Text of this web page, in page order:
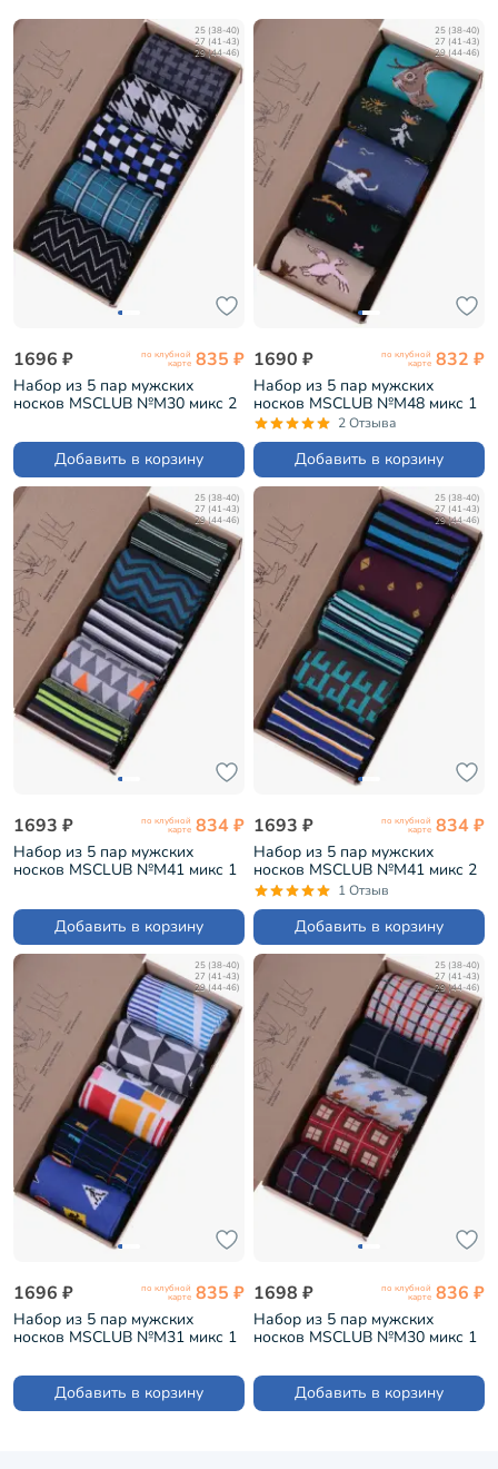
25 (38-40)
27 (41-43)
29 (44-46)
1696 ₽ по клубной
карте 835 ₽
Набор из 5 пар мужских
носков MSCLUB №М30 микс 2
Добавить в корзину
25 (38-40)
27 (41-43)
29 (44-46)
1690 ₽ по клубной
карте 832 ₽
Набор из 5 пар мужских
носков MSCLUB №М48 микс 1
(ВИ5-НМ48)2 Отзыва
Добавить в корзину
25 (38-40)
27 (41-43)
29 (44-46)
1693 ₽ по клубной
карте 834 ₽
Набор из 5 пар мужских
носков MSCLUB №М41 микс 1
Добавить в корзину
25 (38-40)
27 (41-43)
29 (44-46)
1693 ₽ по клубной
карте 834 ₽
Набор из 5 пар мужских
носков MSCLUB №М41 микс 2
(ВИ5-НМ41)1 Отзыв
Добавить в корзину
25 (38-40)
27 (41-43)
29 (44-46)
1696 ₽ по клубной
карте 835 ₽
Набор из 5 пар мужских
носков MSCLUB №М31 микс 1
Добавить в корзину
25 (38-40)
27 (41-43)
29 (44-46)
1698 ₽ по клубной
карте 836 ₽
Набор из 5 пар мужских
носков MSCLUB №М30 микс 1
Добавить в корзину